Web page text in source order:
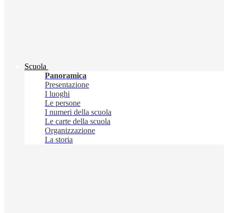
Scuola
Panoramica
Presentazione
I luoghi
Le persone
I numeri della scuola
Le carte della scuola
Organizzazione
La storia